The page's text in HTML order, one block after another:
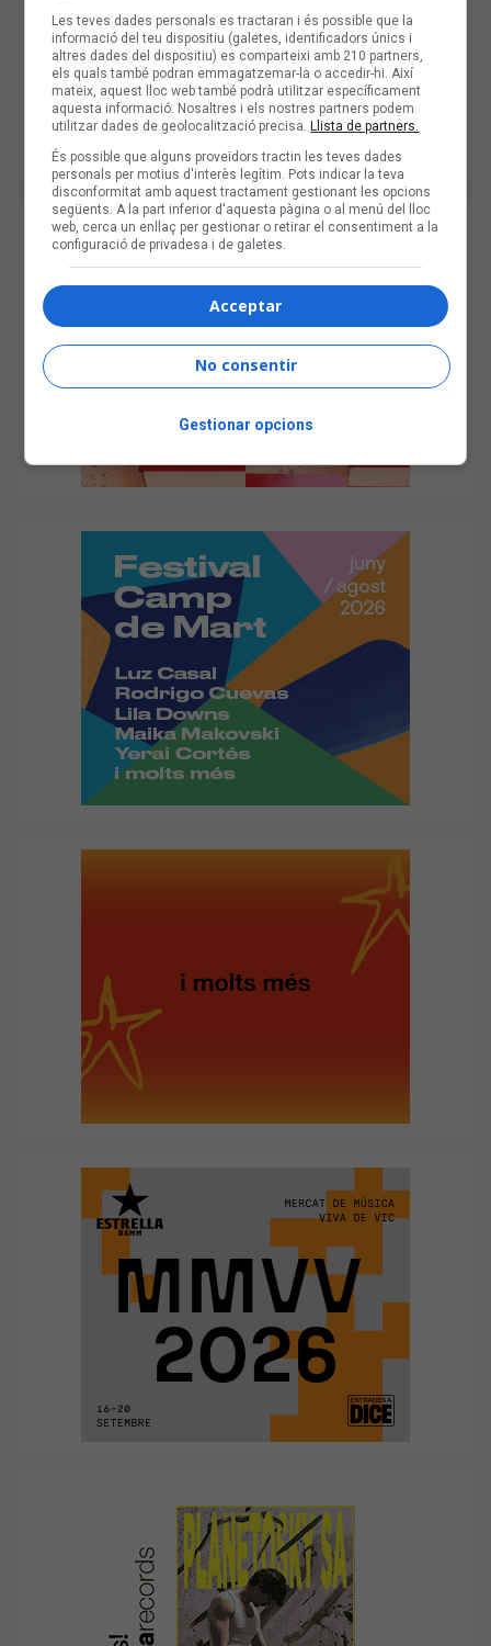
Les teves dades personals es tractaran i és possible que la
informació del teu dispositiu (galetes, identificadors únics i
altres dades del dispositiu) es comparteixi amb 210 partners,
els quals també podran emmagatzemar-la o accedir-hi. Així
mateix, aquest lloc web també podrà utilitzar específicament
aquesta informació. Nosaltres i els nostres partners podem
utilitzar dades de geolocalització precisa.Llista de partners.
És possible que alguns proveïdors tractin les teves dades
personals per motius d'interès legítim. Pots indicar la teva
disconformitat amb aquest tractament gestionant les opcions
següents. A la part inferior d'aquesta pàgina o al menú del lloc
web, cerca un enllaç per gestionar o retirar el consentiment a la
configuració de privadesa i de galetes.
Acceptar
No consentir
Gestionar opcions